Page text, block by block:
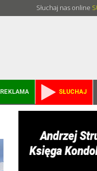
Słuchaj nas online
REKLAMA SŁUCHAJ